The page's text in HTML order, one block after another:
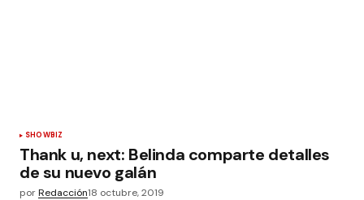
SHOWBIZ
Thank u, next: Belinda comparte detalles
de su nuevo galán
porRedacción18 octubre, 2019